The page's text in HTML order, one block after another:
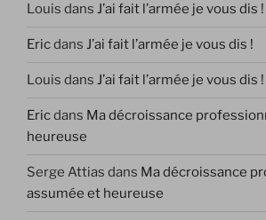
Louis dans J’ai fait l’armée je vous dis !
Ericdans J’ai fait l’armée je vous dis !
Louis dans J’ai fait l’armée je vous dis !
Ericdans Ma décroissance
heureuse
Serge Attias dans Ma décroissance
assumée et heureuse